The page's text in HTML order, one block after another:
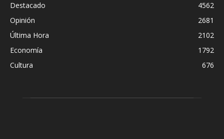
Destacado
4562
Opinión
2681
Última Hora
2102
Economía
1792
Cultura
676